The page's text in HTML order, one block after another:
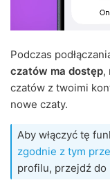
Podczas
czatów ma dostęp,
czatów z twoimi
nowe czaty.
Aby włączyć tę
zgodnie z tym
profilu, przejdź do